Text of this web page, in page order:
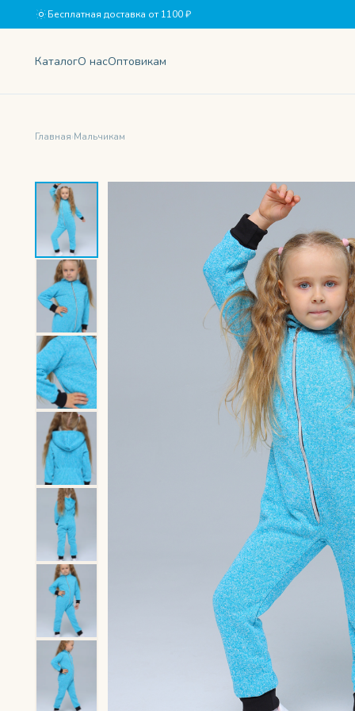
Бесплатная доставка от 1100 ₽
КаталогО насОптовикам
Главная›Мальчикам